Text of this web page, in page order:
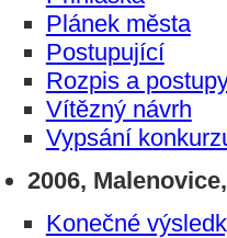
Plánek města
Postupující
Rozpis a
Vítězný návrh
Vypsání
2006,
Konečné